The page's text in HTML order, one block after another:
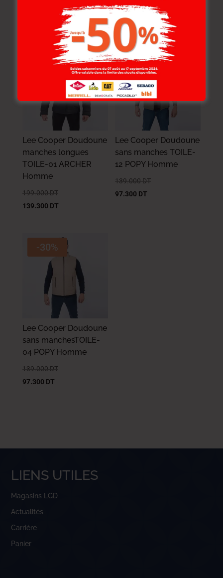
259.000DT
155.400
-30%
Lee Cooper Doudoune
manches longues
TOILE-01 ARCHER
Homme
199.000 DT
139.300 DT
-30%
Lee Cooper Doudoune
sans manches TOILE-
12 POPY Homme
139.000 DT
97.300 DT
-30%
Lee Cooper Doudoune
sans manchesTOILE-
04 POPY Homme
139.000 DT
97.300 DT
LIENS UTILES
Magasins LGD
Actualités
Carrière
Panier